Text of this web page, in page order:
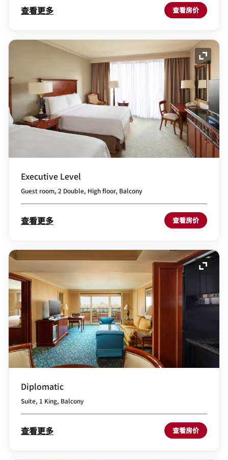
查看更多 查看房价
展开
Executive Level
Guest room, 2 Double, High floor, Balcony
查看更多 查看房价
展开
Diplomatic
Suite, 1 King, Balcony
查看更多 查看房价